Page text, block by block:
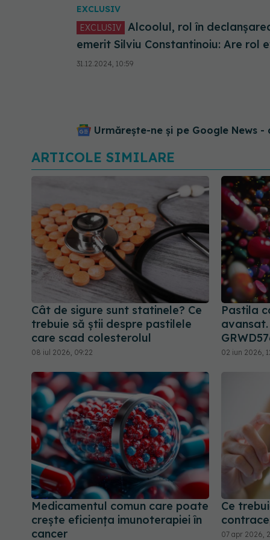
EXCLUSIV
EXCLUSIV
emerit Silviu Constantinoiu: Are rol
31.12.2024, 10:59
Urmărește-ne și pe Google News -
ARTICOLE SIMILARE
Cât de sigure sunt statinele? Ce
trebuie să știi despre pastilele
care scad colesterolul
08 iul 2026, 09:22
Pastila
02 iun 2026,
Medicamentul comun care poate
crește eficiența imunoterapiei în
cancer
Ce
07 apr 2026,